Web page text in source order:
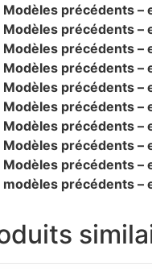
Modèles précédents –
Modèles précédents –
Modèles précédents –
Modèles précédents –
Modèles précédents –
Modèles précédents –
Modèles précédents –
Modèles précédents –
Modèles précédents –
modèles précédents –